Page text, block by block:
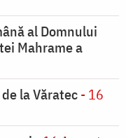
al Domnului
Mahrame a
la Văratec- 16